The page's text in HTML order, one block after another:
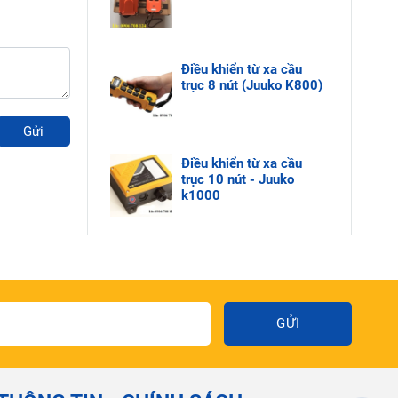
Gửi
Điều khiển từ xa cầu
trục 8 nút (Juuko K800)
Điều khiển từ xa cầu
trục 10 nút - Juuko
k1000
GỬI